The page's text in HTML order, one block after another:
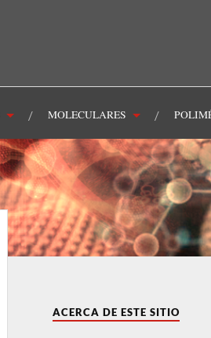
MOLECULARES
ACERCA DE ESTE SITIO